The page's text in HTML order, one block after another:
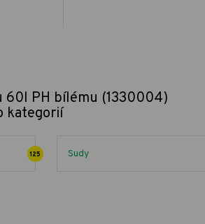
60l PH bílému (1330004)
kategorií
125 Sudy